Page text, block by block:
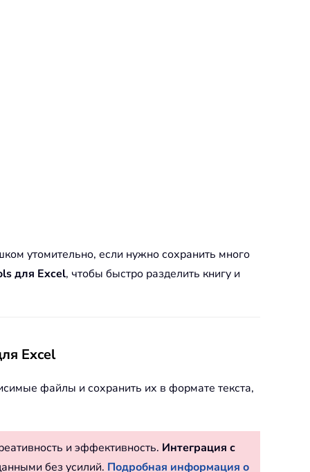
утомительно, если нужно сохранить много
для Excel, чтобы быстро разделить книгу и
Excel
файлы и сохранить их в формате текста,
и эффективность. Интеграция с
без усилий. Подробная информация о